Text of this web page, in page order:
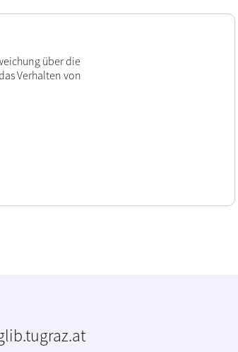
über die
Verhalten von